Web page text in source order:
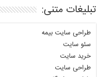
تبلیغات متنی:
طراحی سایت بیمه
سئو سایت
خرید سایت
طراحی سایت